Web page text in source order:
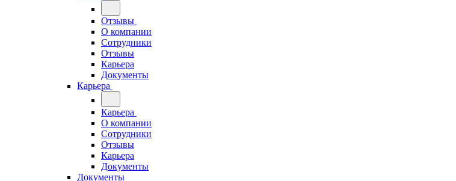
Отзывы
О компании
Сотрудники
Отзывы
Карьера
Документы
Карьера
Карьера
О компании
Сотрудники
Отзывы
Карьера
Документы
Документы